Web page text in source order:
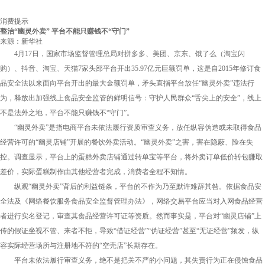
消费提示
整治“幽灵外卖” 平台不能只赚钱不“守门”
来源：新华社
4月17日，国家市场监督管理总局对拼多多、美团、京东、饿了么（淘宝闪
购）、抖音、淘宝、天猫7家头部平台开出35.97亿元巨额罚单，这是自2015年修订食
品安全法以来面向平台开出的最大金额罚单，矛头直指平台放任“幽灵外卖”违法行
为，释放出加强线上食品安全监管的鲜明信号：守护人民群众“舌尖上的安全”，线上
不是法外之地，平台不能只赚钱不“守门”。
“幽灵外卖”是指电商平台未依法履行资质审查义务，放任纵容伪造或未取得食品
经营许可的“幽灵店铺”开展的餐饮外卖活动。“幽灵外卖”之害，害在隐蔽、险在失
控。调查显示，平台上的蛋糕外卖店铺通过转单宝等平台，将外卖订单低价转包赚取
差价，实际蛋糕制作由其他经营者完成，消费者全程不知情。
纵观“幽灵外卖”背后的利益链条，平台的不作为乃至默许难辞其咎。依据食品安
全法及《网络餐饮服务食品安全监督管理办法》，网络交易平台应当对入网食品经营
者进行实名登记，审查其食品经营许可证等资质。然而事实是，平台对“幽灵店铺”上
传的假证坐视不管、来者不拒，导致“借证经营”“伪证经营”甚至“无证经营”频发，纵
容实际经营场所与注册地不符的“空壳店”长期存在。
平台未依法履行审查义务，绝不是把关不严的小问题，其失责行为正在侵蚀食品